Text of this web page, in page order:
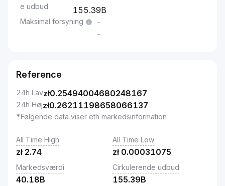
e udbud
155.39B
Maksimal forsyning
-
-
Reference
24h Lavzł0.25494004680248167
24h Højzł0.26211198658066137
*Følgende data viser eth markedsinformation
All Time High
zł 2.74
All Time Low
zł 0.00031075
Markedsværdi
40.18B
Cirkulerende udbud
155.39B